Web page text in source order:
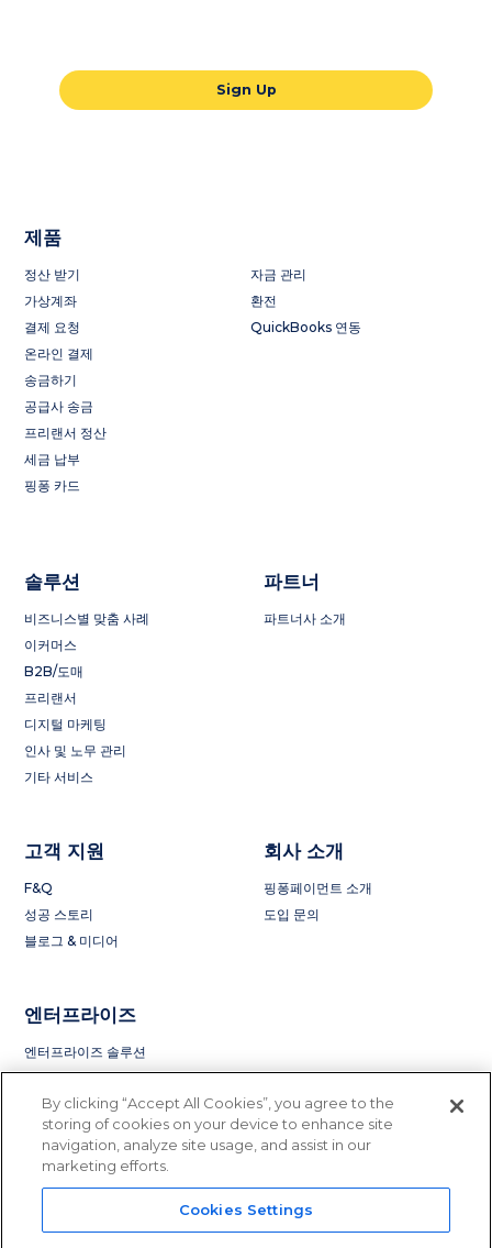
Sign Up
제품
정산 받기
가상계좌
결제 요청
온라인 결제
송금하기
공급사 송금
프리랜서 정산
세금 납부
핑퐁 카드
자금 관리
환전
QuickBooks 연동
솔루션
비즈니스별 맞춤 사례
이커머스
B2B/도매
프리랜서
디지털 마케팅
인사 및 노무 관리
기타 서비스
파트너
파트너사 소개
고객 지원
F&Q
성공 스토리
블로그 & 미디어
회사 소개
핑퐁페이먼트 소개
도입 문의
엔터프라이즈
엔터프라이즈 솔루션
Terms of Service
By clicking “Accept All Cookies”, you agree to the
storing of cookies on your device to enhance site
navigation, analyze site usage, and assist in our
marketing efforts.
Cookies Settings